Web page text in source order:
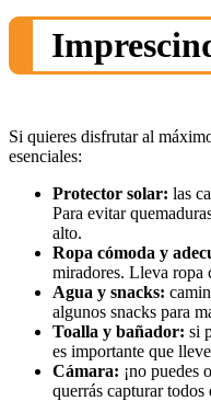
Si quieres disfrutar al
esenciales:
Protector solar: las
Para evitar
alto.
Ropa cómoda y
miradores. Lleva ropa
Agua y snacks:
algunos snacks para
Toalla y bañador: si
es importante que
Cámara: ¡no puedes
querrás capturar todos